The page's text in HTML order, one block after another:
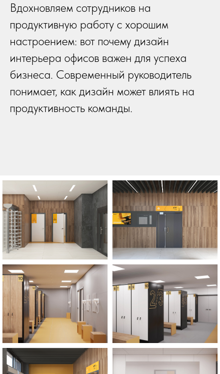
Вдохновляем сотрудников на
продуктивную работу с хорошим
настроением: вот почему дизайн
интерьера офисов важен для успеха
бизнеса. Современный руководитель
понимает, как дизайн может влиять на
продуктивность команды.